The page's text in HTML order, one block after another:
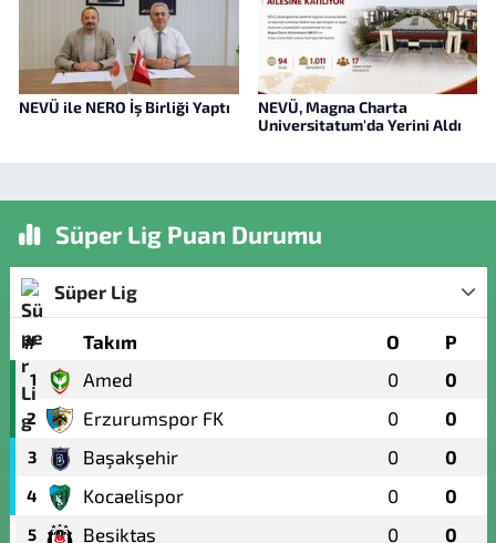
NEVÜ ile NERO İş Birliği Yaptı
NEVÜ, Magna Charta
Universitatum'da Yerini Aldı
Süper Lig Puan Durumu
Süper Lig
# Takım O P
1 Amed 0 0
2 Erzurumspor FK 0 0
3 Başakşehir 0 0
4 Kocaelispor 0 0
5 Beşiktaş 0 0